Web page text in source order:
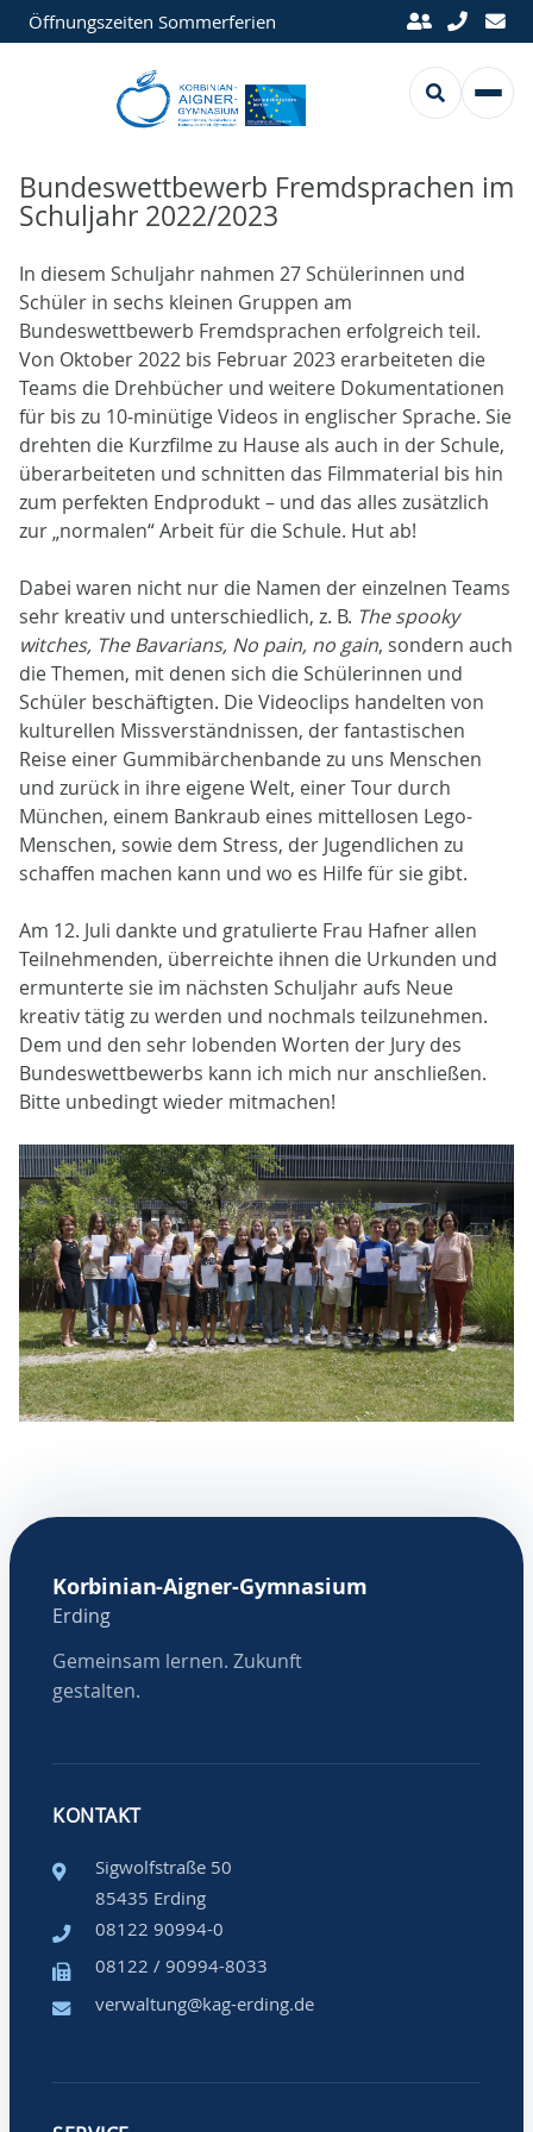
Öffnungszeiten Sommerferien
Bundeswettbewerb Fremdsprachen im
Schuljahr 2022/2023
In diesem Schuljahr nahmen 27 Schülerinnen und
Schüler in sechs kleinen Gruppen am
Bundeswettbewerb Fremdsprachen erfolgreich teil.
Von Oktober 2022 bis Februar 2023 erarbeiteten die
Teams die Drehbücher und weitere Dokumentationen
für bis zu 10-minütige Videos in englischer Sprache. Sie
drehten die Kurzfilme zu Hause als auch in der Schule,
überarbeiteten und schnitten das Filmmaterial bis hin
zum perfekten Endprodukt – und das alles zusätzlich
zur „normalen“ Arbeit für die Schule. Hut ab!
Dabei waren nicht nur die Namen der einzelnen Teams
sehr kreativ und unterschiedlich, z. B. The spooky
witches, The Bavarians, No pain, no gain, sondern auch
die Themen, mit denen sich die Schülerinnen und
Schüler beschäftigten. Die Videoclips handelten von
kulturellen Missverständnissen, der fantastischen
Reise einer Gummibärchenbande zu uns Menschen
und zurück in ihre eigene Welt, einer Tour durch
München, einem Bankraub eines mittellosen Lego-
Menschen, sowie dem Stress, der Jugendlichen zu
schaffen machen kann und wo es Hilfe für sie gibt.
Am 12. Juli dankte und gratulierte Frau Hafner allen
Teilnehmenden, überreichte ihnen die Urkunden und
ermunterte sie im nächsten Schuljahr aufs Neue
kreativ tätig zu werden und nochmals teilzunehmen.
Dem und den sehr lobenden Worten der Jury des
Bundeswettbewerbs kann ich mich nur anschließen.
Bitte unbedingt wieder mitmachen!
Korbinian-Aigner-Gymnasium
Erding
Gemeinsam lernen. Zukunft
gestalten.
KONTAKT
Sigwolfstraße 50
85435 Erding
08122 90994-0
08122 / 90994-8033
verwaltung@kag-erding.de